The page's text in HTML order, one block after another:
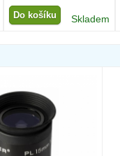
Do košíku Skladem